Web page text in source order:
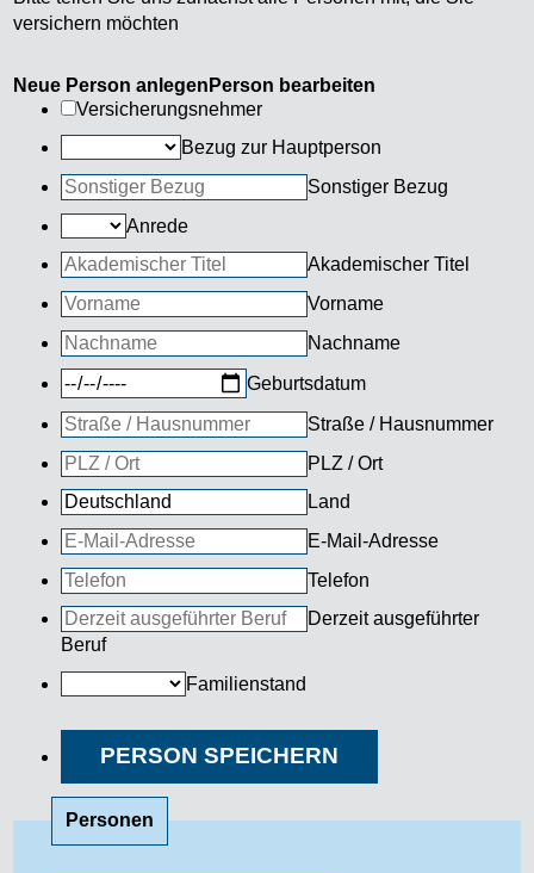
versichern möchten
Neue Person anlegen Person bearbeiten
Versicherungsnehmer
Bezug zur Hauptperson
Sonstiger Bezug
Anrede
Akademischer Titel
Vorname
Nachname
Geburtsdatum
Straße / Hausnummer
PLZ / Ort
Land
E-Mail-Adresse
Telefon
Derzeit ausgeführter
Beruf
Familienstand
PERSON SPEICHERN
Personen